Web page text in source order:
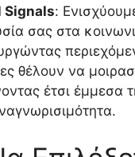
Signals:
σας στα
θέλουν να
έτσι έμμεσα